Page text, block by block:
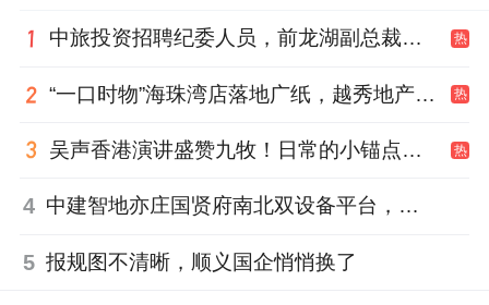
中旅投资招聘纪委人员，前龙湖副总裁胡若翔掌舵 热
“一口时物”海珠湾店落地广纸，越秀地产以“新鲜现制”商业新场景打造社区高品质生活 热
吴声香港演讲盛赞九牧！日常的小锚点变成科技突破点！ 热
4 中建智地亦庄国贤府南北双设备平台，得房率创区域新高
5 报规图不清晰，顺义国企悄悄换了